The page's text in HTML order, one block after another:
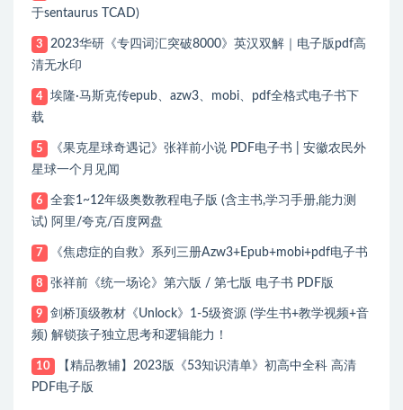
于sentaurus TCAD)
3
2023华研《专四词汇突破8000》英汉双解｜电子版pdf高
清无水印
4
埃隆·马斯克传epub、azw3、mobi、pdf全格式电子书下
载
5
《果克星球奇遇记》张祥前小说 PDF电子书 | 安徽农民外
星球一个月见闻
6
全套1~12年级奥数教程电子版 (含主书,学习手册,能力测
试) 阿里/夸克/百度网盘
7 《焦虑症的自救》系列三册Azw3+Epub+mobi+pdf电子书
8 张祥前《统一场论》第六版 / 第七版 电子书 PDF版
9
剑桥顶级教材《Unlock》1-5级资源 (学生书+教学视频+音
频) 解锁孩子独立思考和逻辑能力！
10
【精品教辅】2023版《53知识清单》初高中全科 高清
PDF电子版